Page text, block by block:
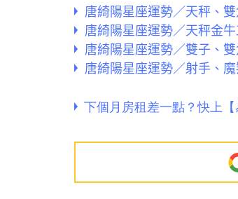
唐綺陽星座運勢／天秤、
唐綺陽星座運勢／天秤金
唐綺陽星座運勢／雙子、
唐綺陽星座運勢／射手、